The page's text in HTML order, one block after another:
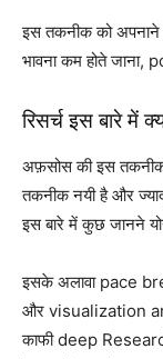
इस तकनीक को अपनाने
भावना कम होते
रिसर्च इस बारे में
अफ़सोस की इस तकनीक
तकनीक नयी है और
इस बारे में कुछ जानने
इसके अलावा pace
और visualization
काफी deep